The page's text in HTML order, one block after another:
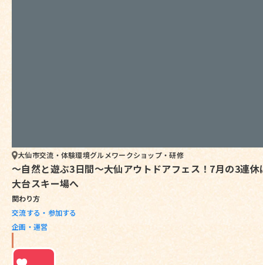
大仙市交流・体験環境グルメワークショップ・研修
～自然と遊ぶ3日間～大仙アウトドアフェス！7月の3連休
大台スキー場へ
関わり方
交流する・参加する
企画・運営